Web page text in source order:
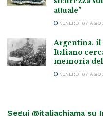
attuale”
VENERDÌ 07
Argentina, il
Italiano
memoria
VENERDÌ 07
Segui @italiachiama su